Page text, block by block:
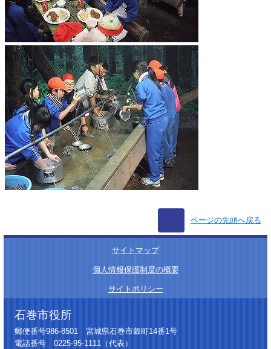
ページの先頭へ戻る
サイトマップ
個人情報保護制度の概要
サイトポリシー
石巻市役所
郵便番号986-8501 宮城県石巻市穀町14番1号
電話番号 0225-95-1111（代表）